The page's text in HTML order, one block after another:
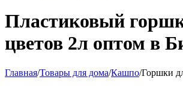
Пластиковый
цветов 2л оптом в
Главная/Товары для дома/Кашпо/Горшки